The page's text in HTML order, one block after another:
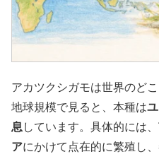
アカツクシガモは世界のど
地球規模で見ると、本種は
息 しています。具体的には、
アにかけて点在的に繁殖し